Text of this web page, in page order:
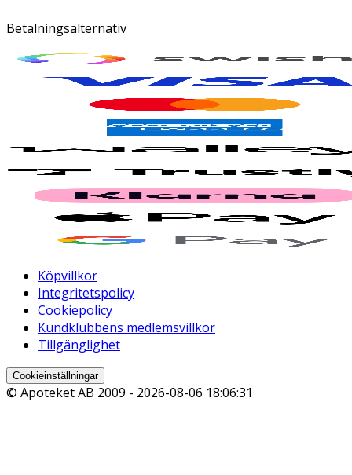
Betalningsalternativ
Köpvillkor
Integritetspolicy
Cookiepolicy
Kundklubbens medlemsvillkor
Tillgänglighet
Cookieinställningar
© Apoteket AB 2009 - 2026-08-06 18:06:31